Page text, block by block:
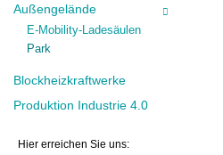
Außengelände
E-Mobility-Ladesäulen
Park
Blockheizkraftwerke
Produktion Industrie 4.0
Hier erreichen Sie uns: